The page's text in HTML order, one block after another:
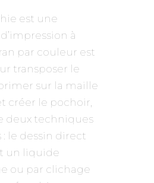
est une
à
par couleur est
transposer le
sur la maille
créer le pochoir,
deux techniques
le dessin direct
un liquide
ou par clichage